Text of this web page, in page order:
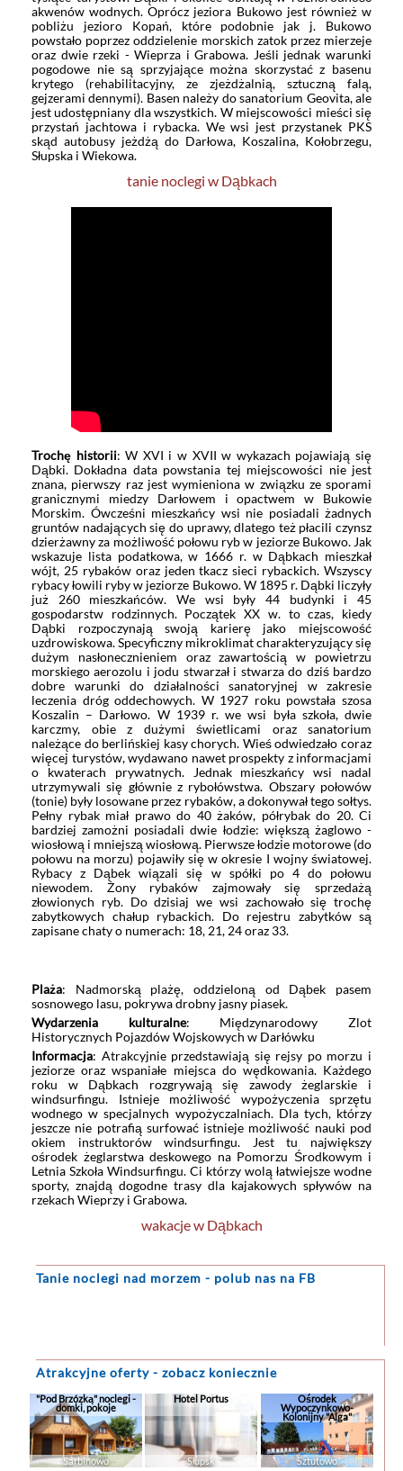
akwenów wodnych. Oprócz jeziora Bukowo jest również w
pobliżu jezioro Kopań, które podobnie jak j. Bukowo
powstało poprzez oddzielenie morskich zatok przez mierzeje
oraz dwie rzeki - Wieprza i Grabowa. Jeśli jednak warunki
pogodowe nie są sprzyjające można skorzystać z basenu
krytego (rehabilitacyjny, ze zjeżdżalnią, sztuczną falą,
gejzerami dennymi). Basen należy do sanatorium Geovita, ale
jest udostępniany dla wszystkich. W miejscowości mieści się
przystań jachtowa i rybacka. We wsi jest przystanek PKS
skąd autobusy jeżdżą do Darłowa, Koszalina, Kołobrzegu,
Słupska i Wiekowa.
tanie noclegi w Dąbkach
Trochę historii: W XVI i w XVII w wykazach pojawiają się
Dąbki. Dokładna data powstania tej miejscowości nie jest
znana, pierwszy raz jest wymieniona w związku ze sporami
granicznymi miedzy Darłowem i opactwem w Bukowie
Morskim. Ówcześni mieszkańcy wsi nie posiadali żadnych
gruntów nadających się do uprawy, dlatego też płacili czynsz
dzierżawny za możliwość połowu ryb w jeziorze Bukowo. Jak
wskazuje lista podatkowa, w 1666 r. w Dąbkach mieszkał
wójt, 25 rybaków oraz jeden tkacz sieci rybackich. Wszyscy
rybacy łowili ryby w jeziorze Bukowo. W 1895 r. Dąbki liczyły
już 260 mieszkańców. We wsi były 44 budynki i 45
gospodarstw rodzinnych. Początek XX w. to czas, kiedy
Dąbki rozpoczynają swoją karierę jako miejscowość
uzdrowiskowa. Specyficzny mikroklimat charakteryzujący się
dużym nasłonecznieniem oraz zawartością w powietrzu
morskiego aerozolu i jodu stwarzał i stwarza do dziś bardzo
dobre warunki do działalności sanatoryjnej w zakresie
leczenia dróg oddechowych. W 1927 roku powstała szosa
Koszalin – Darłowo. W 1939 r. we wsi była szkoła, dwie
karczmy, obie z dużymi świetlicami oraz sanatorium
należące do berlińskiej kasy chorych. Wieś odwiedzało coraz
więcej turystów, wydawano nawet prospekty z informacjami
o kwaterach prywatnych. Jednak mieszkańcy wsi nadal
utrzymywali się głównie z rybołówstwa. Obszary połowów
(tonie) były losowane przez rybaków, a dokonywał tego sołtys.
Pełny rybak miał prawo do 40 żaków, półrybak do 20. Ci
bardziej zamożni posiadali dwie łodzie: większą żaglowo -
wiosłową i mniejszą wiosłową. Pierwsze łodzie motorowe (do
połowu na morzu) pojawiły się w okresie I wojny światowej.
Rybacy z Dąbek wiązali się w spółki po 4 do połowu
niewodem. Żony rybaków zajmowały się sprzedażą
złowionych ryb. Do dzisiaj we wsi zachowało się trochę
zabytkowych chałup rybackich. Do rejestru zabytków są
zapisane chaty o numerach: 18, 21, 24 oraz 33.
Plaża: Nadmorską plażę, oddzieloną od Dąbek pasem
sosnowego lasu, pokrywa drobny jasny piasek.
Wydarzenia kulturalne: Międzynarodowy Zlot
Historycznych Pojazdów Wojskowych w Darłówku
Informacja: Atrakcyjnie przedstawiają się rejsy po morzu i
jeziorze oraz wspaniałe miejsca do wędkowania. Każdego
roku w Dąbkach rozgrywają się zawody żeglarskie i
windsurfingu. Istnieje możliwość wypożyczenia sprzętu
wodnego w specjalnych wypożyczalniach. Dla tych, którzy
jeszcze nie potrafią surfować istnieje możliwość nauki pod
okiem instruktorów windsurfingu. Jest tu największy
ośrodek żeglarstwa deskowego na Pomorzu Środkowym i
Letnia Szkoła Windsurfingu. Ci którzy wolą łatwiejsze wodne
sporty, znajdą dogodne trasy dla kajakowych spływów na
rzekach Wieprzy i Grabowa.
wakacje w Dąbkach
Tanie noclegi nad morzem - polub nas na FB
Atrakcyjne oferty - zobacz koniecznie
"Pod Brzózką" noclegi -
domki, pokoje
Sarbinowo
Hotel Portus
Słupsk
Ośrodek
Wypoczynkowo-
Kolonijny "Alga"
Sztutowo